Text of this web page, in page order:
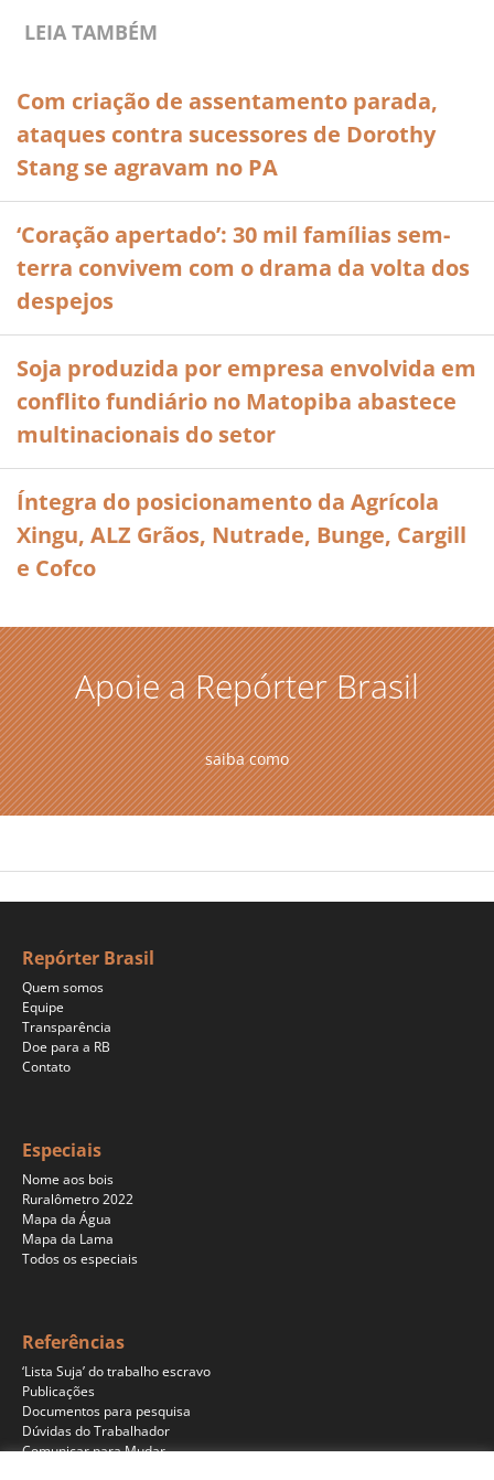
LEIA TAMBÉM
Com criação de assentamento parada,
ataques contra sucessores de Dorothy
Stang se agravam no PA
‘Coração apertado’: 30 mil famílias sem-
terra convivem com o drama da volta dos
despejos
Soja produzida por empresa envolvida em
conflito fundiário no Matopiba abastece
multinacionais do setor
Íntegra do posicionamento da Agrícola
Xingu, ALZ Grãos, Nutrade, Bunge, Cargill
e Cofco
Apoie a Repórter Brasil
saiba como
Repórter Brasil
Quem somos
Equipe
Transparência
Doe para a RB
Contato
Especiais
Nome aos bois
Ruralômetro 2022
Mapa da Água
Mapa da Lama
Todos os especiais
Referências
‘Lista Suja’ do trabalho escravo
Publicações
Documentos para pesquisa
Dúvidas do Trabalhador
Comunicar para Mudar